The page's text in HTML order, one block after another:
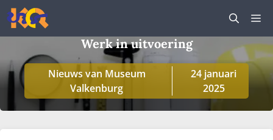
Ga
naar
de
Werk in uitvoering
Nieuws van Museum
Valkenburg
24 januari
2025